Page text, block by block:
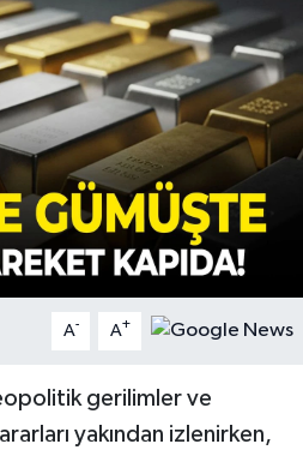
A- A+
gerilimler ve
yakından izlenirken,